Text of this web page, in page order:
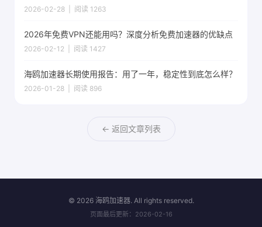
2026-02-28 | 阅读 1263
2026年免费VPN还能用吗？深度分析免费加速器的优缺点
2026-02-12 | 阅读 1427
海鸥加速器长期使用报告：用了一年，稳定性到底怎么样？
2026-01-28 | 阅读 896
← 返回文章列表
© 2026 海鸥加速器. All rights reserved.
页面最后更新：2026-02-16